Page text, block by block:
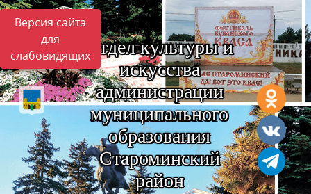
Версия сайта
для
слабовидящих Отдел культуры и
искусства
администрации
муниципального
образования
Староминский
район